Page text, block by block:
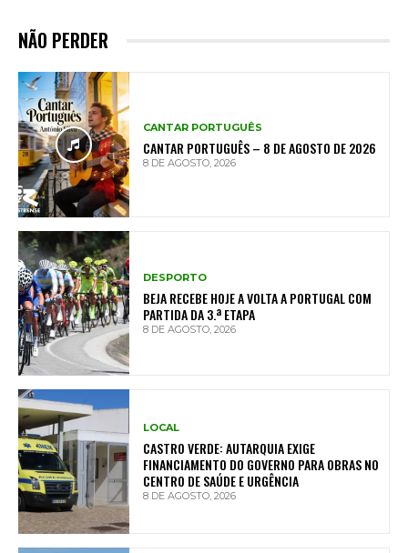
NÃO PERDER
CANTAR PORTUGUÊS
CANTAR PORTUGUÊS – 8 DE AGOSTO DE 2026
8 DE AGOSTO, 2026
DESPORTO
BEJA RECEBE HOJE A VOLTA A PORTUGAL COM
PARTIDA DA 3.ª ETAPA
8 DE AGOSTO, 2026
LOCAL
CASTRO VERDE: AUTARQUIA EXIGE
FINANCIAMENTO DO GOVERNO PARA OBRAS NO
CENTRO DE SAÚDE E URGÊNCIA
8 DE AGOSTO, 2026